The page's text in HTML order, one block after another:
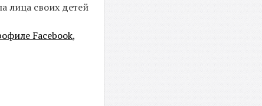
лица своих детей
Facebook,